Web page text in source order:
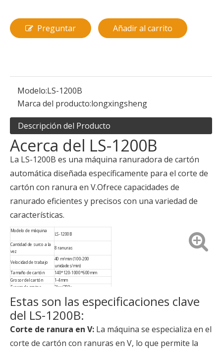
Preguntar Añadir al carrito
Modelo:LS-1200B
Marca del producto:longxingsheng
Descripción del Producto
Acerca del LS-1200B
La LS-1200B es una máquina ranuradora de cartón
automática diseñada específicamente para el corte de
cartón con ranura en V.Ofrece capacidades de
ranurado eficientes y precisos con una variedad de
características.
Modelo de máquina
LS-1200B
Cantidad de surco a la
vez
8 ranuras
Velocidad de trabajo
40 m/min (100-200
unidades/min)
Tamaño de cartón
140*120-1000*600mm
Grosor del cartón
1-4mm
Fuerza de motor
2kw/380v
máquina
L2050*W1600*H1350mm
Estas son las especificaciones clave
del LS-1200B:
Corte de ranura en V: La máquina se especializa en el
corte de cartón con ranuras en V, lo que permite la